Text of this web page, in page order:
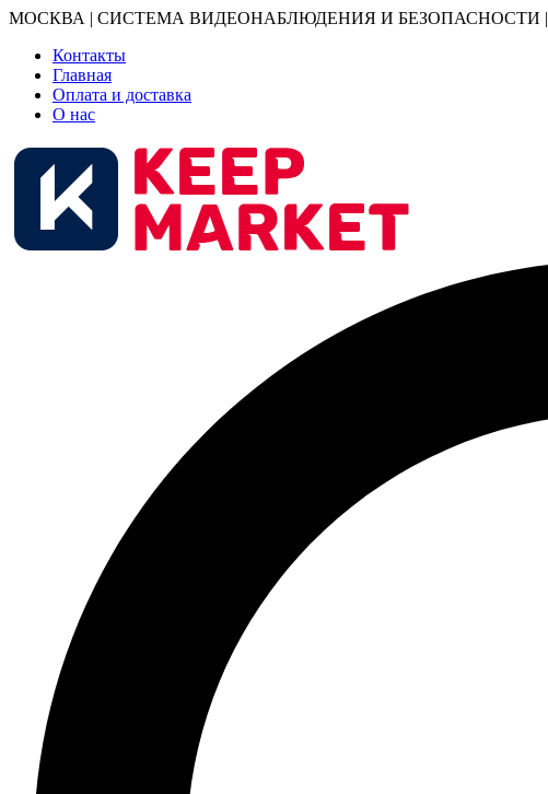
МОСКВА | СИСТЕМА ВИДЕОНАБЛЮДЕНИЯ И БЕЗОПАСНОСТИ |
Контакты
Главная
Оплата и доставка
О нас